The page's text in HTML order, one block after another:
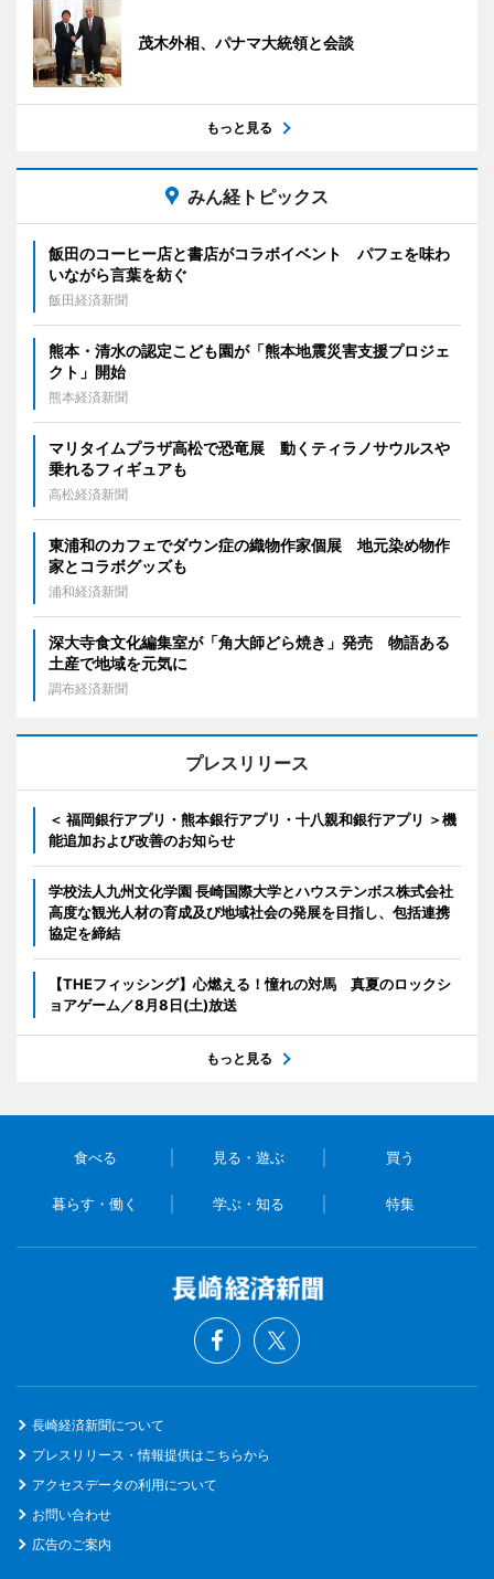
茂木外相、パナマ大統領と会談
もっと見る
みん経トピックス
飯田のコーヒー店と書店がコラボイベント パフェを味わ
いながら言葉を紡ぐ
飯田経済新聞
熊本・清水の認定こども園が「熊本地震災害支援プロジェ
クト」開始
熊本経済新聞
マリタイムプラザ高松で恐竜展 動くティラノサウルスや
乗れるフィギュアも
高松経済新聞
東浦和のカフェでダウン症の織物作家個展 地元染め物作
家とコラボグッズも
浦和経済新聞
深大寺食文化編集室が「角大師どら焼き」発売 物語ある
土産で地域を元気に
調布経済新聞
プレスリリース
＜ 福岡銀行アプリ・熊本銀行アプリ・十八親和銀行アプリ ＞機
能追加および改善のお知らせ
学校法人九州文化学園 長崎国際大学とハウステンボス株式会社
高度な観光人材の育成及び地域社会の発展を目指し、包括連携
協定を締結
【THEフィッシング】心燃える！憧れの対馬 真夏のロックシ
ョアゲーム／8月8日(土)放送
もっと見る
食べる 見る・遊ぶ 買う
暮らす・働く 学ぶ・知る 特集
長崎経済新聞について
プレスリリース・情報提供はこちらから
アクセスデータの利用について
お問い合わせ
広告のご案内